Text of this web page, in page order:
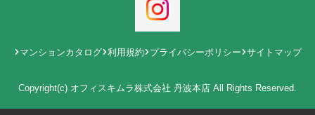
マンションカタログ 利用規約 プライバシーポリシー サイトマップ
Copyright(c) オフィスキムラ株式会社 丹波本店 All Rights Reserved.